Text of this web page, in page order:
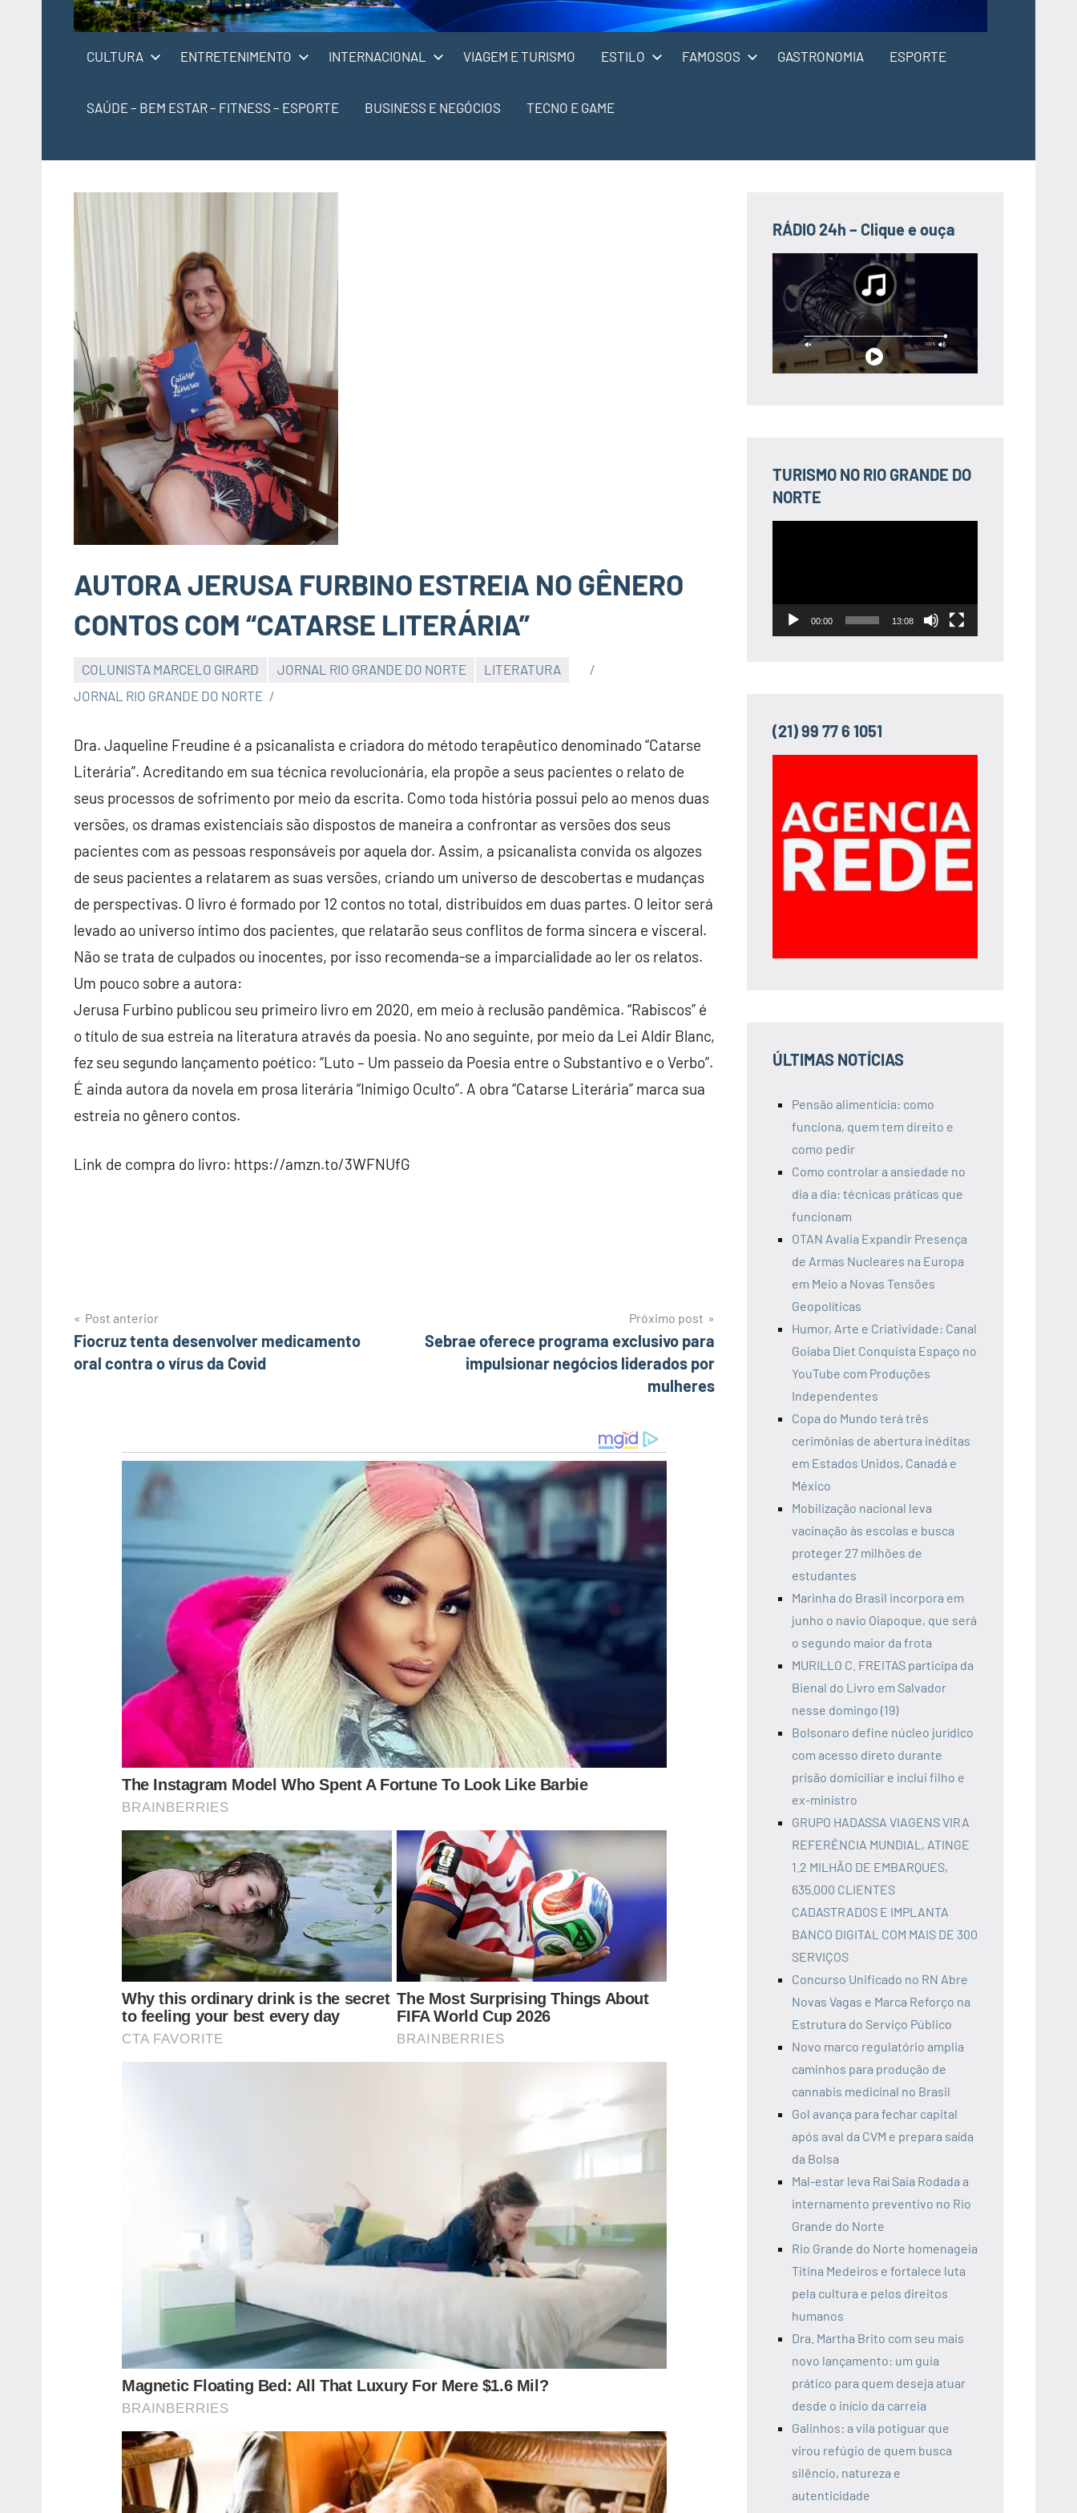
CULTURA ENTRETENIMENTO INTERNACIONAL VIAGEM E TURISMO ESTILO FAMOSOS GASTRONOMIA ESPORTE
SAÚDE – BEM ESTAR – FITNESS – ESPORTE BUSINESS E NEGÓCIOS TECNO E GAME
AUTORA JERUSA FURBINO ESTREIA NO GÊNERO
CONTOS COM “CATARSE LITERÁRIA”
COLUNISTA MARCELO GIRARD JORNAL RIO GRANDE DO NORTE
LITERATURA
JORNAL RIO GRANDE DO NORTE
Dra. Jaqueline Freudine é a psicanalista e criadora do método terapêutico denominado “Catarse
Literária”. Acreditando em sua técnica revolucionária, ela propõe a seus pacientes o relato de
seus processos de sofrimento por meio da escrita. Como toda história possui pelo ao menos duas
versões, os dramas existenciais são dispostos de maneira a confrontar as versões dos seus
pacientes com as pessoas responsáveis por aquela dor. Assim, a psicanalista convida os algozes
de seus pacientes a relatarem as suas versões, criando um universo de descobertas e mudanças
de perspectivas. O livro é formado por 12 contos no total, distribuídos em duas partes. O leitor será
levado ao universo íntimo dos pacientes, que relatarão seus conflitos de forma sincera e visceral.
Não se trata de culpados ou inocentes, por isso recomenda-se a imparcialidade ao ler os relatos.
Um pouco sobre a autora:
Jerusa Furbino publicou seu primeiro livro em 2020, em meio à reclusão pandêmica. “Rabiscos” é
o título de sua estreia na literatura através da poesia. No ano seguinte, por meio da Lei Aldir Blanc,
fez seu segundo lançamento poético: “Luto – Um passeio da Poesia entre o Substantivo e o Verbo”.
É ainda autora da novela em prosa literária “Inimigo Oculto”. A obra “Catarse Literária” marca sua
estreia no gênero contos.
Link de compra do livro: https://amzn.to/3WFNUfG
Navegação
de
Post anterior
Fiocruz tenta desenvolver medicamento
oral contra o vírus da Covid
Próximo post
Sebrae oferece programa exclusivo para
impulsionar negócios liderados por
mulheres
RÁDIO 24h – Clique e ouça
TURISMO NO RIO GRANDE DO
NORTE
00:00 13:08
(21) 99 77 6 1051
ÚLTIMAS NOTÍCIAS
Pensão alimentícia: como
funciona, quem tem direito e
como pedir
Como controlar a ansiedade no
dia a dia: técnicas práticas que
funcionam
OTAN Avalia Expandir Presença
de Armas Nucleares na Europa
em Meio a Novas Tensões
Geopolíticas
Humor, Arte e Criatividade: Canal
Goiaba Diet Conquista Espaço no
YouTube com Produções
Independentes
Copa do Mundo terá três
cerimônias de abertura inéditas
em Estados Unidos, Canadá e
México
Mobilização nacional leva
vacinação às escolas e busca
proteger 27 milhões de
estudantes
Marinha do Brasil incorpora em
junho o navio Oiapoque, que será
o segundo maior da frota
MURILLO C. FREITAS participa da
Bienal do Livro em Salvador
nesse domingo (19)
Bolsonaro define núcleo jurídico
com acesso direto durante
prisão domiciliar e inclui filho e
ex-ministro
GRUPO HADASSA VIAGENS VIRA
REFERÊNCIA MUNDIAL, ATINGE
1.2 MILHÃO DE EMBARQUES,
635.000 CLIENTES
CADASTRADOS E IMPLANTA
BANCO DIGITAL COM MAIS DE 300
SERVIÇOS
Concurso Unificado no RN Abre
Novas Vagas e Marca Reforço na
Estrutura do Serviço Público
Novo marco regulatório amplia
caminhos para produção de
cannabis medicinal no Brasil
Gol avança para fechar capital
após aval da CVM e prepara saída
da Bolsa
Mal-estar leva Raí Saia Rodada a
internamento preventivo no Rio
Grande do Norte
Rio Grande do Norte homenageia
Titina Medeiros e fortalece luta
pela cultura e pelos direitos
humanos
Dra. Martha Brito com seu mais
novo lançamento: um guia
prático para quem deseja atuar
desde o início da carreia
Galinhos: a vila potiguar que
virou refúgio de quem busca
silêncio, natureza e
autenticidade